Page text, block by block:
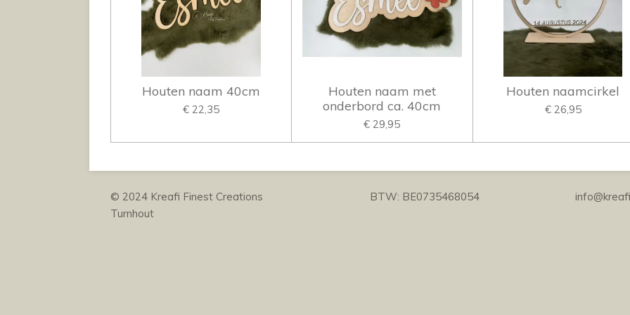
Houten naam 40cm
€ 22,35
Houten naam met
onderbord ca. 40cm
€ 29,95
Houten naamcirkel
€ 26,95
© 2024 Kreafi Finest Creations BTW: BE0735468054
Turnhout